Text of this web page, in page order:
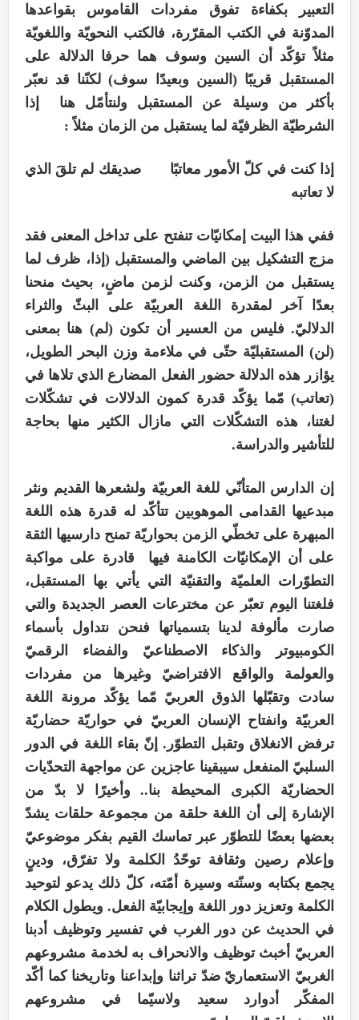
التعبير بكفاءة تفوق مفردات القاموس بقواعدها
المدوّنة في الكتب المقرّرة، فالكتب النحويّة واللغويّة
مثلاً تؤكّد أن السين وسوف هما حرفا الدلالة على
المستقبل قريبًا (السين وبعيدًا سوف) لكنّنا قد نعبّر
بأكثر من وسيلة عن المستقبل ولنتأمّل هنا إذا
الشرطيّة الظرفيّة لما يستقبل من الزمان مثلاً :
إذا كنت في كلّ الأمور معاتبًا صديقك لم تلقَ الذي
لا تعاتبه
ففي هذا البيت إمكانيّات تنفتح على تداخل المعنى فقد
مزج التشكيل بين الماضي والمستقبل (إذا، ظرف لما
يستقبل من الزمن، وكنت لزمن ماضٍ، بحيث منحنا
بعدًا آخر لمقدرة اللغة العربيّة على البثّ والثراء
الدلاليّ. فليس من العسير أن تكون (لم) هنا بمعنى
(لن) المستقبليّة حتّى في ملاءمة وزن البحر الطويل،
يؤازر هذه الدلالة حضور الفعل المضارع الذي تلاها في
(تعاتب) مّما يؤكّد قدرة كمون الدلالات في تشكّلات
لغتنا، هذه التشكّلات التي مازال الكثير منها بحاجة
للتأشير والدراسة.
إن الدارس المتأنّي للغة العربيّة ولشعرها القديم ونثر
مبدعيها القدامى الموهوبين تتأكّد له قدرة هذه اللغة
المبهرة على تخطّي الزمن بحواريّة تمنح دارسيها الثقة
على أن الإمكانيّات الكامنة فيها قادرة على مواكبة
التطوّرات العلميّة والتقنيّة التي يأتي بها المستقبل،
فلغتنا اليوم تعبّر عن مخترعات العصر الجديدة والتي
صارت مألوفة لدينا بتسمياتها فنحن نتداول بأسماء
الكومبيوتر والذكاء الاصطناعيّ والفضاء الرقميّ
والعولمة والواقع الافتراضيّ وغيرها من مفردات
سادت وتقبّلها الذوق العربيّ مّما يؤكّد مرونة اللغة
العربيّة وانفتاح الإنسان العربيّ في حواريّة حضاريّة
ترفض الانغلاق وتقبل التطوّر. إنّ بقاء اللغة في الدور
السلبيّ المنفعل سيبقينا عاجزين عن مواجهة التحدّيات
الحضاريّة الكبرى المحيطة بنا.. وأخيرًا لا بدّ من
الإشارة إلى أن اللغة حلقة من مجموعة حلقات يشدّ
بعضها بعضًا للتطوّر عبر تماسك القيم بفكر موضوعيّ
وإعلام رصين وثقافة توحّدُ الكلمة ولا تفرّق، ودينٍ
يجمع بكتابه وسنّته وسيرة أمّته، كلّ ذلك يدعو لتوحيد
الكلمة وتعزيز دور اللغة وإيجابيّة الفعل. ويطول الكلام
في الحديث عن دور الغرب في تفسير وتوظيف أدبنا
العربيّ أخبث توظيف والانحراف به لخدمة مشروعهم
الغربيّ الاستعماريّ ضدّ تراثنا وإبداعنا وتاريخنا كما أكّد
المفكّر أدوارد سعيد ولاسيّما في مشروعهم